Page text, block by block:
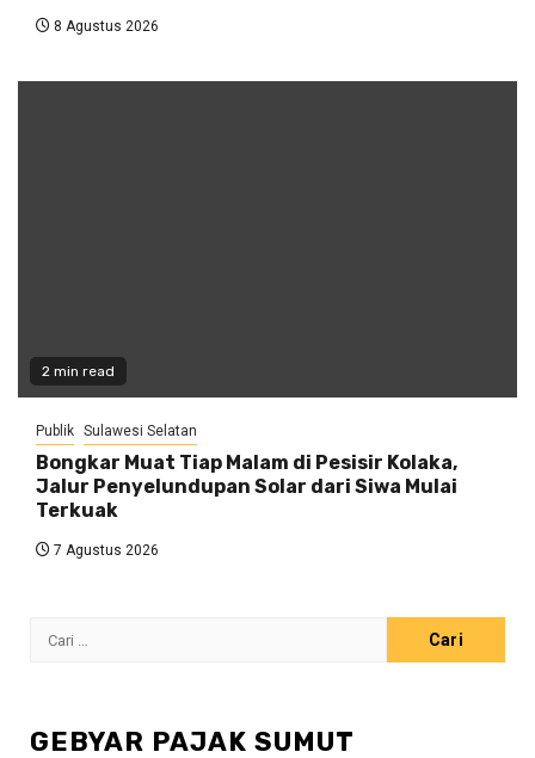
8 Agustus 2026
2 min read
Publik Sulawesi Selatan
Bongkar Muat Tiap Malam di Pesisir Kolaka,
Jalur Penyelundupan Solar dari Siwa Mulai
Terkuak
7 Agustus 2026
Cari
GEBYAR PAJAK SUMUT